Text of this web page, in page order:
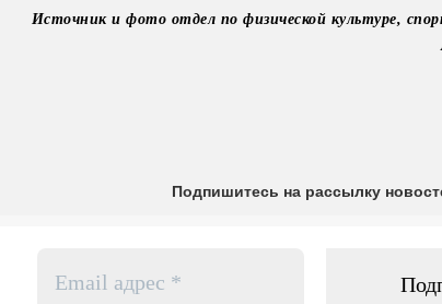
Источник и фото отдел по физической культуре,
Подпишитесь на рассылку
адрес